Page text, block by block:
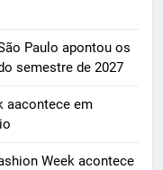
Paulo apontou os
semestre de 2027
aacontece em
Week acontece